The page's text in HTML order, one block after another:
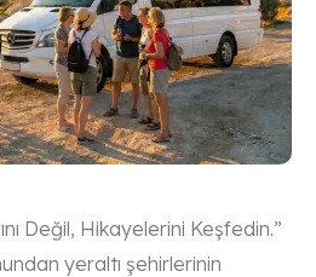
Değil, Hikayelerini Keşfedin.”
yeraltı şehirlerinin